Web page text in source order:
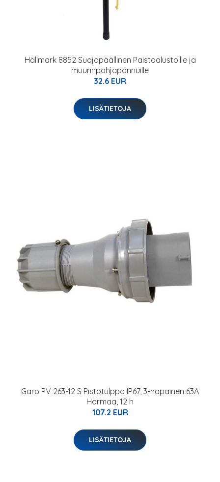
Hällmark 8852 Suojapäällinen Paistoalustoille ja
muurinpohjapannuille
32.6 EUR
LISÄTIETOJA
Garo PV 263-12 S Pistotulppa IP67, 3-napainen 63A
Harmaa, 12 h
107.2 EUR
LISÄTIETOJA